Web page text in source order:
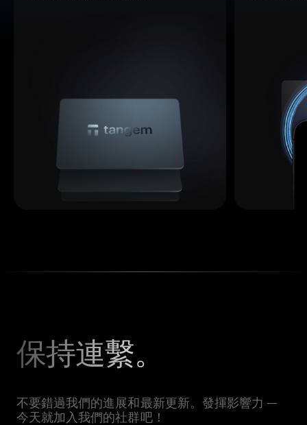
保持連繫。
不要錯過我們的進展和最新更新。發揮影響力 —
今天就加入我們的社群吧！